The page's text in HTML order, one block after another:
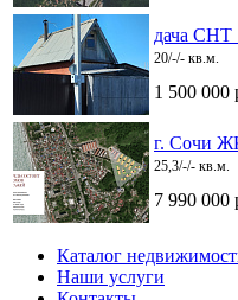
дача СНТ
20/-/- кв.м.
1 500 000
г. Сочи
25,3/-/- кв.м.
7 990 000
Каталог
Наши услуги